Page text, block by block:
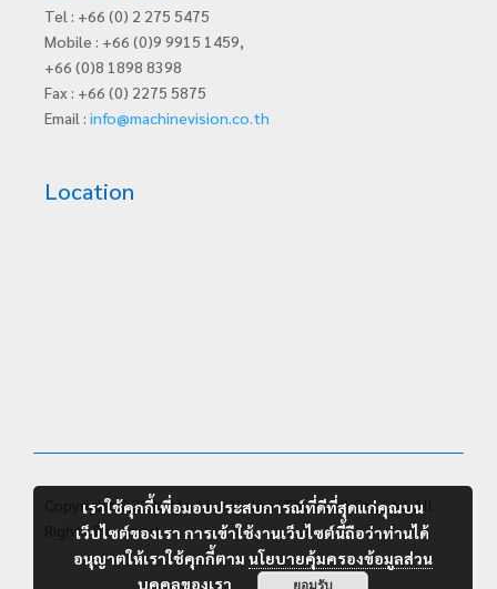
Tel : +66 (0) 2 275 5475
Mobile : +66 (0)9 9915 1459,
+66 (0)8 1898 8398
Fax : +66 (0) 2275 5875
Email : info@machinevision.co.th
Location
Copyright ©2026 Machine Vision (Thailand) Co., Ltd. All
Rights Reserved.
เราใช้คุกกี้เพื่อมอบประสบการณ์ที่ดีที่สุดแก่คุณบน
เว็บไซต์ของเรา การเข้าใช้งานเว็บไซต์นี้ถือว่าท่านได้
อนุญาตให้เราใช้คุกกี้ตาม นโยบายคุ้มครองข้อมูลส่วน
บุคคลของเรา
ยอมรับ